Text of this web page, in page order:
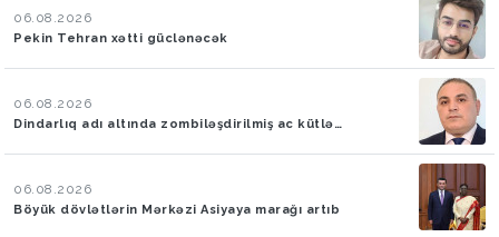
06.08.2026
Pekin Tehran xətti güclənəcək
06.08.2026
Dindarlıq adı altında zombiləşdirilmiş ac kütlə…
06.08.2026
Böyük dövlətlərin Mərkəzi Asiyaya marağı artıb